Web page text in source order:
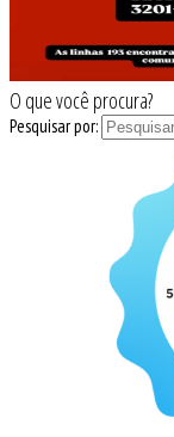
O que você procura?
Pesquisar por: